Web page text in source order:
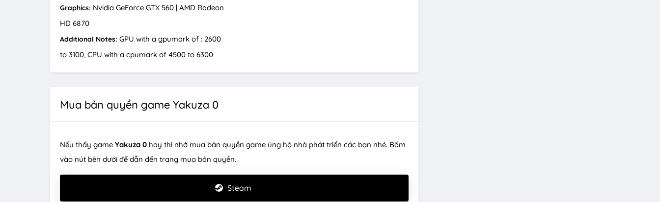
Graphics: Nvidia GeForce GTX 560 | AMD Radeon
HD 6870
Additional Notes: GPU with a gpumark of : 2600
to 3100, CPU with a cpumark of 4500 to 6300
Mua bản quyền game Yakuza 0
Nếu thấy game Yakuza 0 hay thì nhớ mua bản quyền game ủng hộ nhà phát triển các bạn nhé. Bấm
vào nút bên dưới để dẫn đến trang mua bản quyền.
Steam